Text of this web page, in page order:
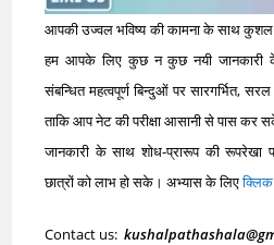
आपकी उज्वल भविष्य की कामना के साथ कुशल
हम आपके लिए कुछ न कुछ नयी जानकारी
संबन्धित महत्वपूर्ण बिन्दुओं पर सारगर्भित,
ताकि आप नेट की परीक्षा आसानी से पास कर
जानकारी के साथ शोध-प्रारूप की
छात्रों को लाभ हो सके। अभ्यास के लिए
Contact us: